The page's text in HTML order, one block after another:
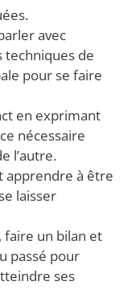
avec
techniques de
pour se faire
en exprimant
nécessaire
l’autre.
apprendre à être
laisser
un bilan et
passé pour
ses